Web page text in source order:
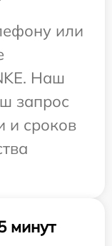
или
Наш
запрос
и сроков
минут